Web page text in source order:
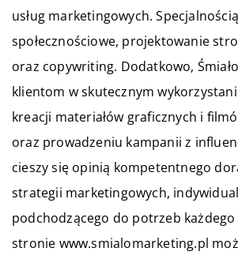
usług marketingowych.
społecznościowe, projektowanie
oraz copywriting. Dodatkowo,
klientom w skutecznym
kreacji materiałów graficznych i
oraz prowadzeniu kampanii z
cieszy się opinią kompetentnego
strategii marketingowych,
podchodzącego do potrzeb każdego
stronie www.smialomarketing.pl